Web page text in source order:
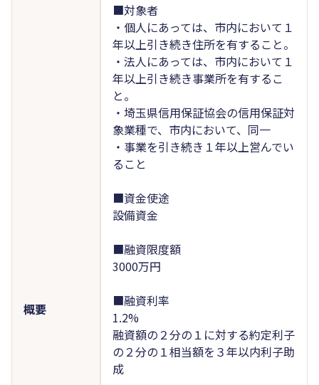
概要
■対象者
・個人にあっては、市内において１
年以上引き続き住所を有すること。
・法人にあっては、市内において１
年以上引き続き事業所を有するこ
と。
・埼玉県信用保証協会の信用保証対
象業種で、市内において、同一
・事業を引き続き１年以上営んでい
ること
■資金使途
設備資金
■融資限度額
3000万円
■融資利率
1.2%
融資額の２分の１に対する約定利子
の２分の１相当額を３年以内利子助
成